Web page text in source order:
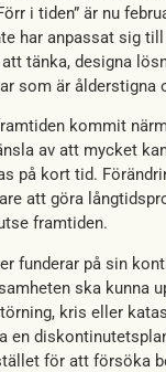
i tiden” är nu
har anpassat sig
tänka, designa
som är ålderstigna
kommit
av att mycket
på kort tid.
att göra
framtiden.
funderar på sin
ska kunna
kris eller
en
för att försöka